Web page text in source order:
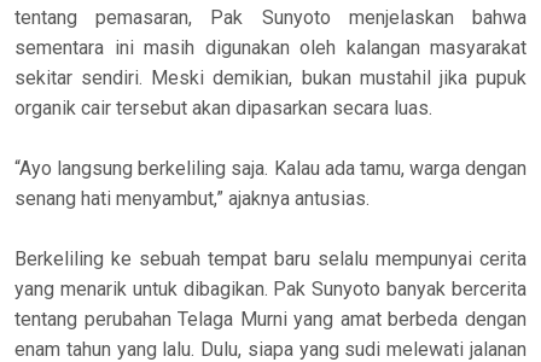
tentang pemasaran, Pak Sunyoto menjelaskan bahwa
sementara ini masih digunakan oleh kalangan masyarakat
sekitar sendiri. Meski demikian, bukan mustahil jika pupuk
organik cair tersebut akan dipasarkan secara luas.
“Ayo langsung berkeliling saja. Kalau ada tamu, warga dengan
senang hati menyambut,” ajaknya antusias.
Berkeliling ke sebuah tempat baru selalu mempunyai cerita
yang menarik untuk dibagikan. Pak Sunyoto banyak bercerita
tentang perubahan Telaga Murni yang amat berbeda dengan
enam tahun yang lalu. Dulu, siapa yang sudi melewati jalanan